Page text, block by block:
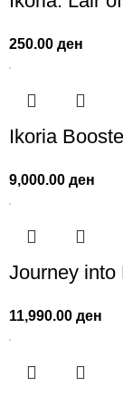
250.00ден
Ikoria
9,000.00ден
Journey into
11,990.00ден